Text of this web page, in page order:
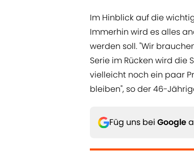
Im Hinblick auf die
Immerhin wird es alles
werden soll. "Wir
Serie im Rücken wird
vielleicht noch ein paar
bleiben", so der 46-
Füg uns bei Google